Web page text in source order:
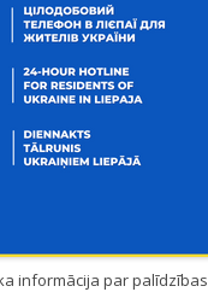
informācija par palīdzības